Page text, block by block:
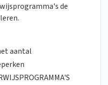
de
aantal